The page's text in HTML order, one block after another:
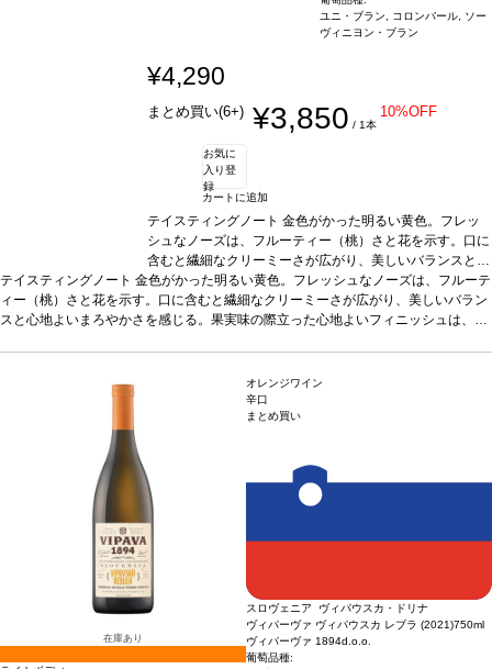
ユニ・ブラン, コロンバール, ソー
ヴィニヨン・ブラン
¥4,290
まとめ買い(6+) ¥3,850 / 1本
10%OFF
お気に
入り登
録
カートに追加
テイスティングノート金色がかった明るい黄色。フレッ
シュなノーズは、フルーティー（桃）さと花を示す。口に
含むと繊細なクリーミーさが広がり、美しいバランスと心
地よいまろやかさを感じる。果実味の際立った心地よいフ
ィニッシュは、ほのかなバターやトーストを伴う。合う
料理 カクテルやアペリティフに最適葡萄品種 ユニ・ブラ
テイスティングノート 金色がかった明るい黄色。フレッシュなノーズは、フルーテ
ィー（桃）さと花を示す。口に含むと繊細なクリーミーさが広がり、美しいバラン
スと心地よいまろやかさを感じる。果実味の際立った心地よいフィニッシュは、ほ
在庫あり
オレンジワイン
辛口
まとめ買い
スロヴェニア ヴィパウスカ・ドリナ
ヴィパーヴァ ヴィパウスカ レブラ (2021)750ml
ヴィパーヴァ 1894d.o.o.
葡萄品種: